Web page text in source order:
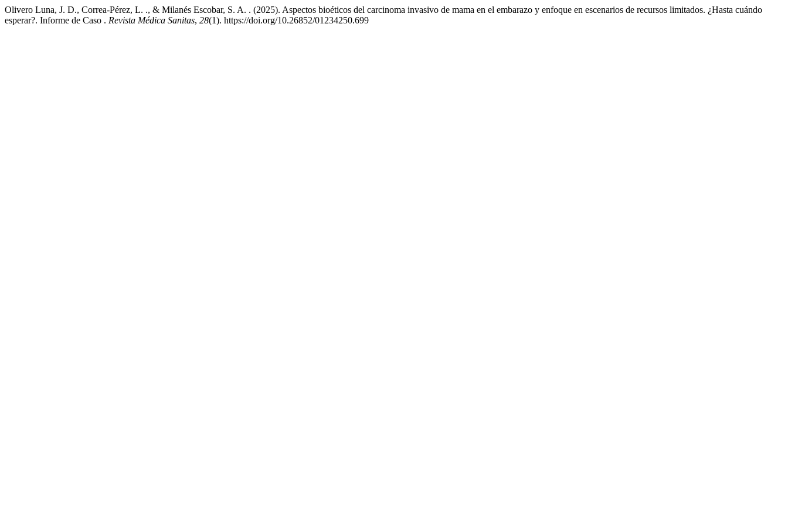
Olivero Luna, J. D., Correa-Pérez, L. ., & Milanés Escobar, S. A. . (2025). Aspectos bioéticos del carcinoma invasivo de mama en el embarazo y enfoque en escenarios de recursos limitados. ¿Hasta cuándo
esperar?. Informe de Caso . Revista Médica Sanitas, 28(1). https://doi.org/10.26852/01234250.699